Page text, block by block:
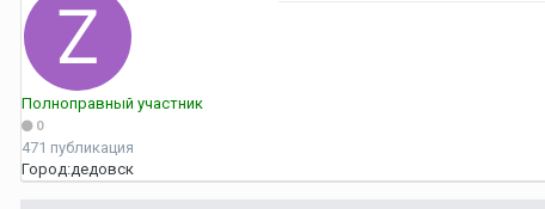
Полноправный участник
0
471 публикация
Город:дедовск